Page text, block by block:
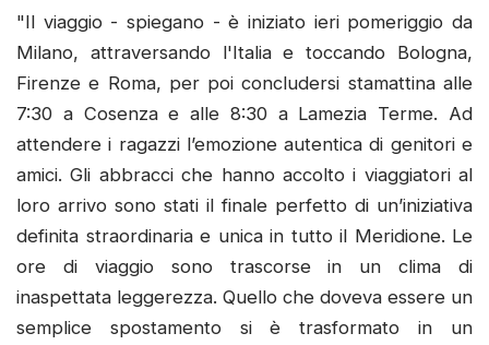
"Il viaggio - spiegano - è iniziato ieri pomeriggio da
Milano, attraversando l'Italia e toccando Bologna,
Firenze e Roma, per poi concludersi stamattina alle
7:30 a Cosenza e alle 8:30 a Lamezia Terme. Ad
attendere i ragazzi l’emozione autentica di genitori e
amici. Gli abbracci che hanno accolto i viaggiatori al
loro arrivo sono stati il finale perfetto di un’iniziativa
definita straordinaria e unica in tutto il Meridione. Le
ore di viaggio sono trascorse in un clima di
inaspettata leggerezza. Quello che doveva essere un
semplice spostamento si è trasformato in un